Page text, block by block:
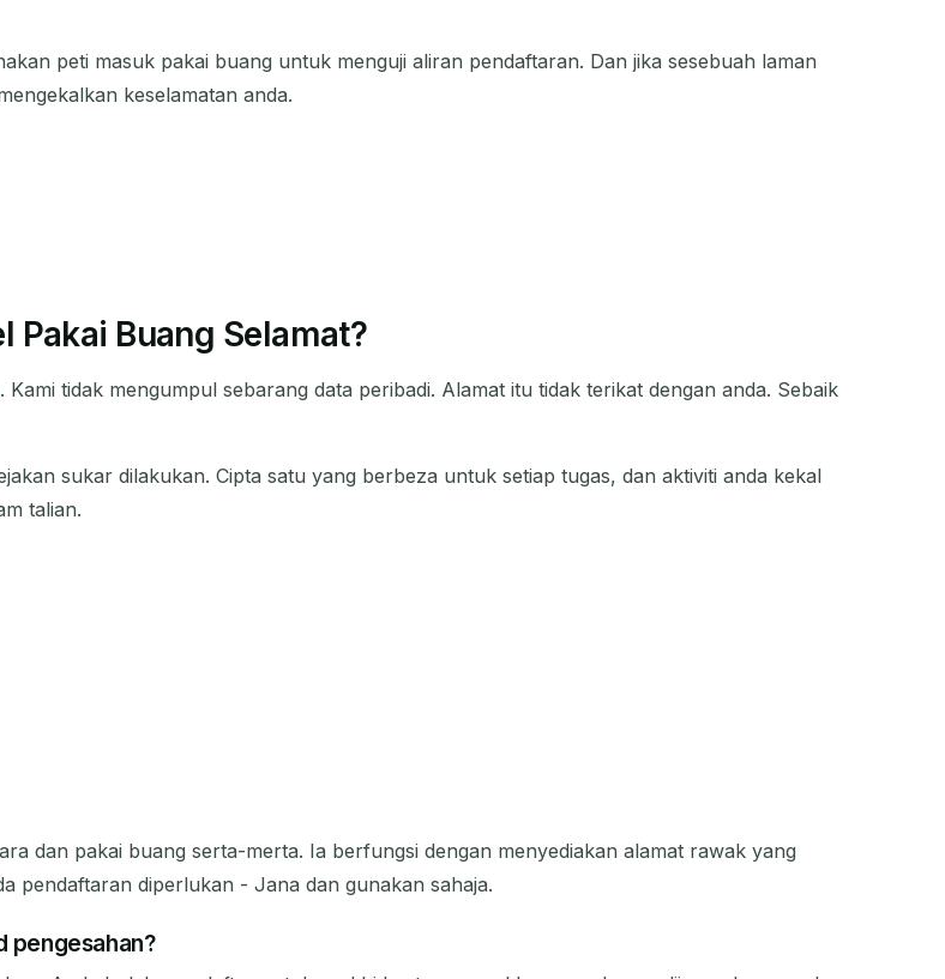
peti masuk pakai buang untuk menguji aliran pendaftaran. Dan jika sesebuah laman
keselamatan anda.
Pakai Buang Selamat?
Kami tidak mengumpul sebarang data peribadi. Alamat itu tidak terikat dengan anda. Sebaik
sukar dilakukan. Cipta satu yang berbeza untuk setiap tugas, dan aktiviti anda kekal
talian.
dan pakai buang serta-merta. Ia berfungsi dengan menyediakan alamat rawak yang
pendaftaran diperlukan - Jana dan gunakan sahaja.
pengesahan?